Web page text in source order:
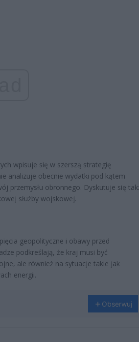
wpisuje się w szerszą strategię
analizuje obecnie wydatki pod kątem
przemysłu obronnego. Dyskutuje się
służby wojskowej.
geopolityczne i obawy przed
podkreślają, że kraj musi być
ale również na sytuacje takie jak
energii.
Obserwuj